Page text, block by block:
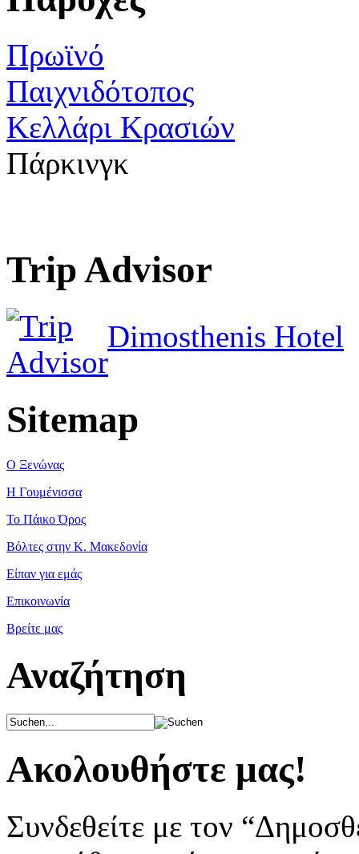
Πρωϊνό
Παιχνιδότοπος
Κελλάρι Κρασιών
Πάρκινγκ
Trip Advisor
Dimosthenis Hotel
Sitemap
Ο Ξενώνας
Η Γουμένισσα
Το Πάικο Όρος
Βόλτες στην Κ. Μακεδονία
Είπαν για εμάς
Επικοινωνία
Βρείτε μας
Αναζήτηση
Ακολουθήστε μας!
Συνδεθείτε με τον